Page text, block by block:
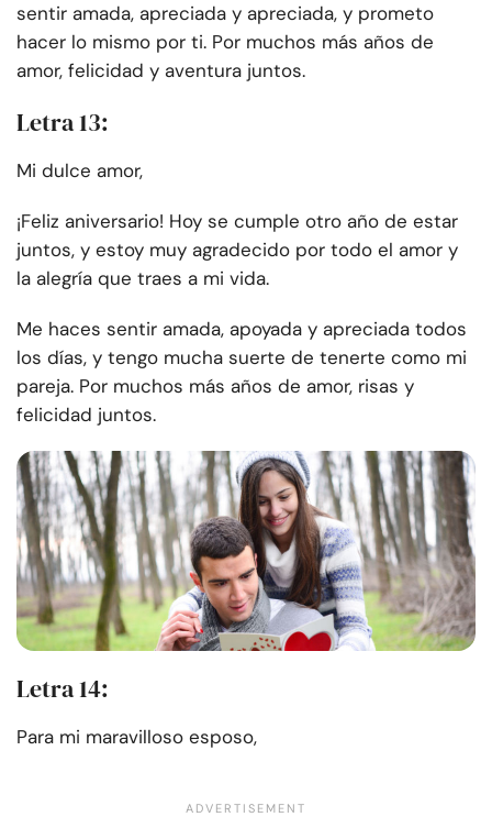
sentir amada, apreciada y apreciada, y prometo
hacer lo mismo por ti. Por muchos más años de
amor, felicidad y aventura juntos.
Letra 13:
Mi dulce amor,
¡Feliz aniversario! Hoy se cumple otro año de estar
juntos, y estoy muy agradecido por todo el amor y
la alegría que traes a mi vida.
Me haces sentir amada, apoyada y apreciada todos
los días, y tengo mucha suerte de tenerte como mi
pareja. Por muchos más años de amor, risas y
felicidad juntos.
Letra 14:
Para mi maravilloso esposo,